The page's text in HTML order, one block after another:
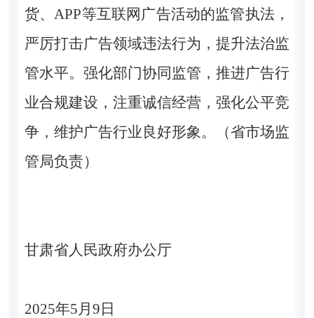
货、APP等互联网广告活动的监管执法，
严厉打击广告领域违法行为，提升法治监
管水平。强化部门协同监管，推进广告行
业合规建设，注重诚信经营，强化公平竞
争，维护广告行业良好形象。（省市场监
管局负责）
甘肃省人民政府办公厅
2025年5月9日